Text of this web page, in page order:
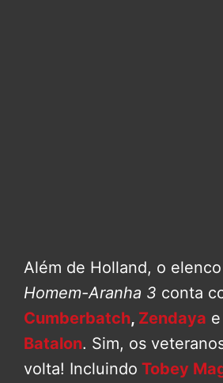
Além de Holland, o elenco
Homem-Aranha 3 conta
Cumberbatch, Zendaya e
Batalon. Sim, os
volta! Incluindo Tobey